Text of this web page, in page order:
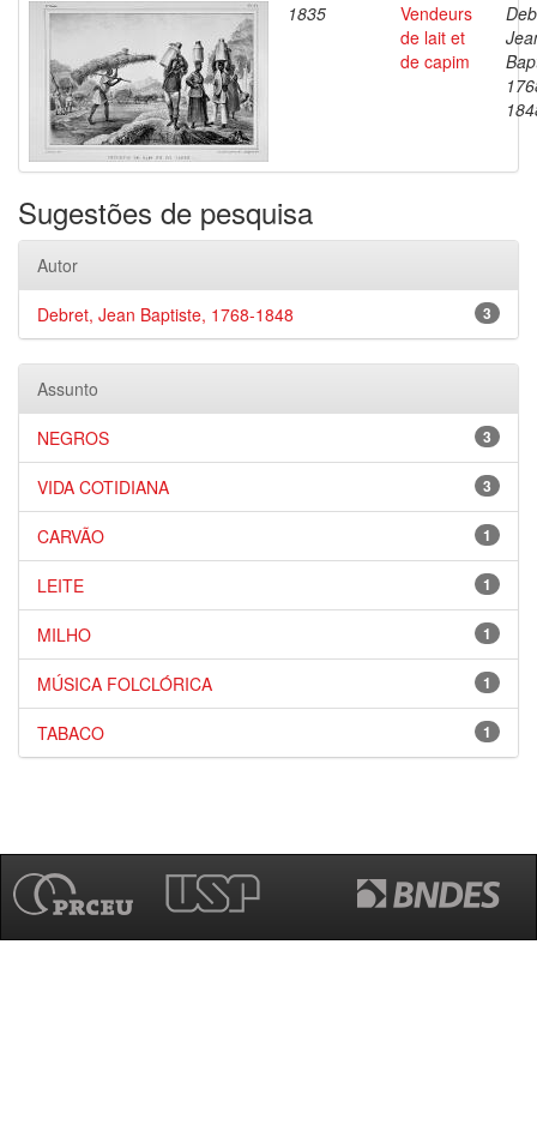
1835
Vendeurs
de lait et
de capim
Sugestões de pesquisa
Autor
3
Debret, Jean Baptiste, 1768-1848
Assunto
3
NEGROS
3
VIDA COTIDIANA
1
CARVÃO
1
LEITE
1
MILHO
1
MÚSICA FOLCLÓRICA
1
TABACO